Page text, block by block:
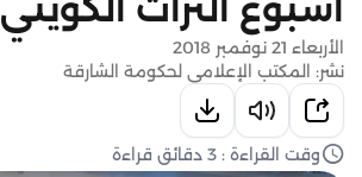
أسبوع التراث الكويتي
الأربعاء 21 نوفمبر 2018
نشر: المكتب الإعلامي لحكومة الشارقة
وقت القراءة : 3 دقائق قراءة